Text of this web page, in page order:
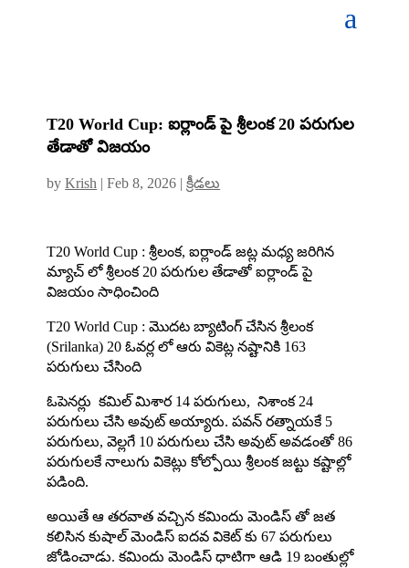
T20 World Cup: ఐర్లాండ్ పై శ్రీలంక 20 పరుగుల
తేడాతో విజయం
byKrish |Feb 8, 2026 |క్రీడలు
T20 World Cup : శ్రీలంక, ఐర్లాండ్ జట్ల మధ్య జరిగిన
మ్యాచ్ లో శ్రీలంక 20 పరుగుల తేడాతో ఐర్లాండ్ పై
విజయం సాధించింది
T20 World Cup : మొదట బ్యాటింగ్ చేసిన శ్రీలంక
(Srilanka) 20 ఓవర్ల లో ఆరు వికెట్ల నష్టానికి 163
పరుగులు చేసింది
ఓపెనర్లు కమిల్ మిశార 14 పరుగులు, నిశాంక 24
పరుగులు చేసి అవుట్ అయ్యారు. పవన్ రత్నాయకే 5
పరుగులు, వెల్లగే 10 పరుగులు చేసి అవుట్ అవడంతో 86
పరుగులకే నాలుగు వికెట్లు కోల్పోయి శ్రీలంక జట్టు కష్టాల్లో
పడింది.
అయితే ఆ తరవాత వచ్చిన కమిందు మెండిస్ తో జత
కలిసిన కుషాల్ మెండిస్ ఐదవ వికెట్ కు 67 పరుగులు
జోడించాడు. కమిందు మెండిస్ ధాటిగా ఆడి 19 బంతుల్లో